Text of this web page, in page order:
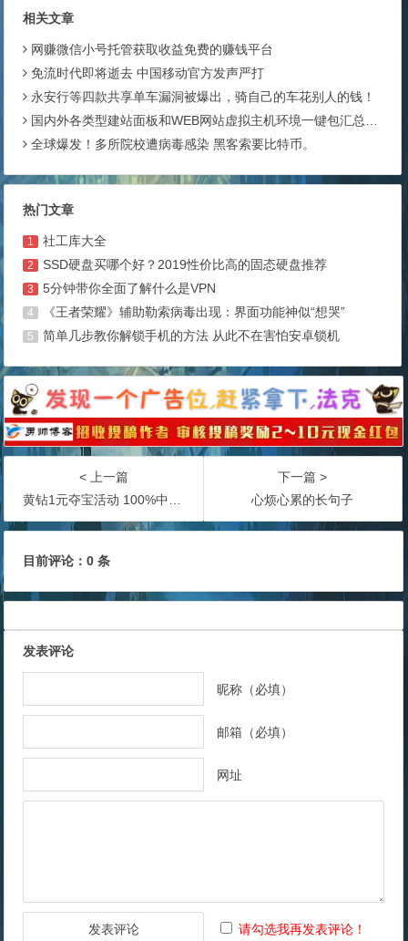
相关文章
网赚微信小号托管获取收益免费的赚钱平台
免流时代即将逝去 中国移动官方发声严打
永安行等四款共享单车漏洞被爆出，骑自己的车花别人的钱！
国内外各类型建站面板和WEB网站虚拟主机环境一键包汇总收集
全球爆发！多所院校遭病毒感染 黑客索要比特币。
热门文章
1 社工库大全
2 SSD硬盘买哪个好？2019性价比高的固态硬盘推荐
3 5分钟带你全面了解什么是VPN
4 《王者荣耀》辅助勒索病毒出现：界面功能神似“想哭”
5 简单几步教你解锁手机的方法 从此不在害怕安卓锁机
< 上一篇
黄钻1元夺宝活动 100%中奖-
下一篇 >
心烦心累的长句子
目前评论：0 条
发表评论
昵称（必填）
邮箱（必填）
网址
请勾选我再发表评论！